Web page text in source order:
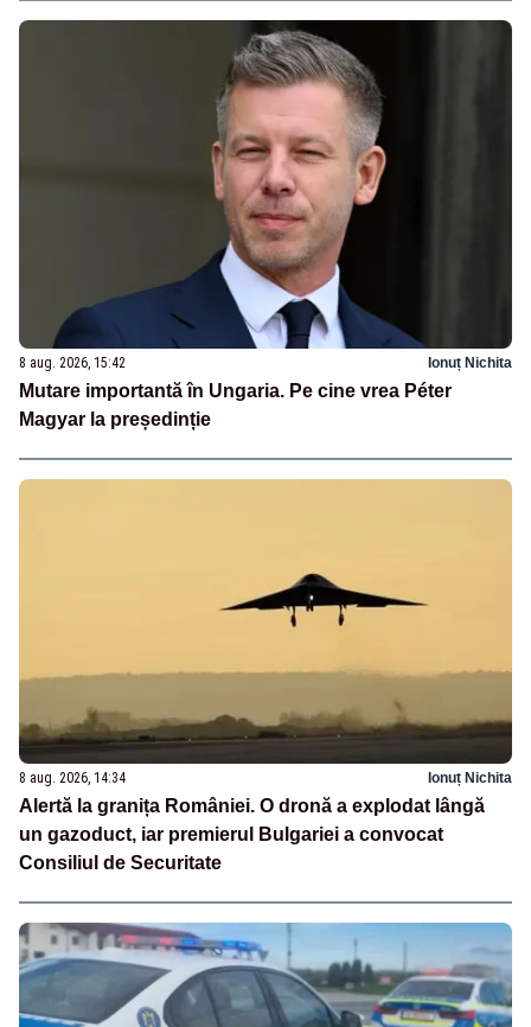
8 aug. 2026, 15:42 Ionuț Nichita
Mutare importantă în Ungaria. Pe cine vrea Péter
Magyar la președinție
8 aug. 2026, 14:34 Ionuț Nichita
Alertă la granița României. O dronă a explodat lângă
un gazoduct, iar premierul Bulgariei a convocat
Consiliul de Securitate